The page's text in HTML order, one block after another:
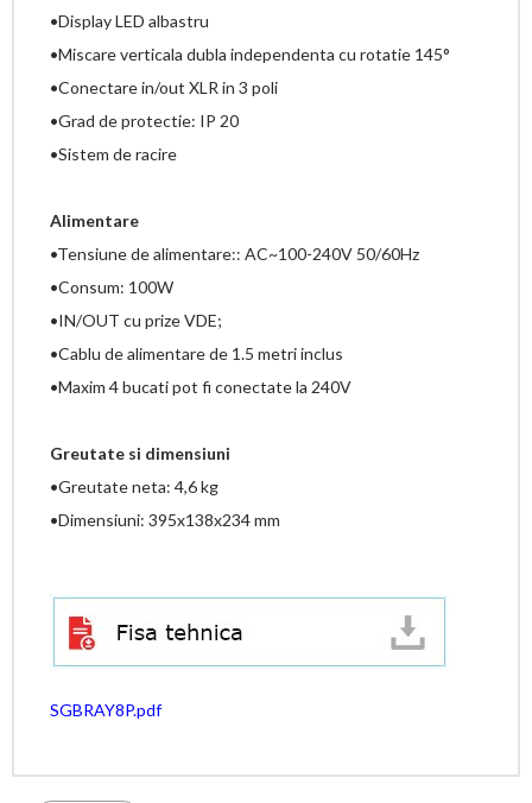
•Display LED albastru
•Miscare verticala dubla independenta cu rotatie 145°
•Conectare in/out XLR in 3 poli
•Grad de protectie: IP 20
•Sistem de racire
Alimentare
•Tensiune de alimentare:: AC~100-240V 50/60Hz
•Consum: 100W
•IN/OUT cu prize VDE;
•Cablu de alimentare de 1.5 metri inclus
•Maxim 4 bucati pot fi conectate la 240V
Greutate si dimensiuni
•Greutate neta: 4,6 kg
•Dimensiuni: 395x138x234 mm
SGBRAY8P.pdf